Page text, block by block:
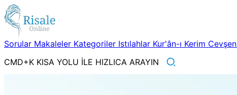
Sorular Makaleler Kategoriler Istılahlar Kur'ân-ı Kerim Cevşen
CMD+K KISA YOLU İLE HIZLICA ARAYIN